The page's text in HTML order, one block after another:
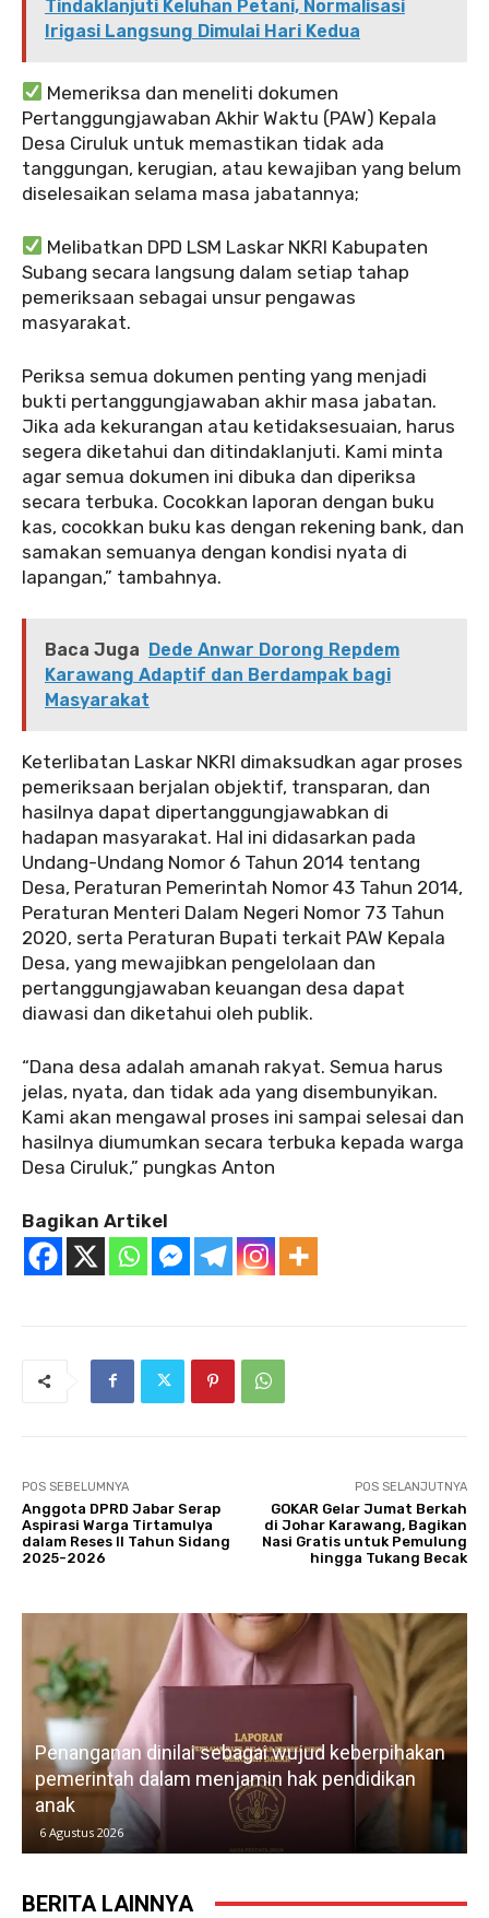
Tindaklanjuti Keluhan Petani, Normalisasi
Irigasi Langsung Dimulai Hari Kedua
Memeriksa dan meneliti dokumen
Pertanggungjawaban Akhir Waktu (PAW) Kepala
Desa Ciruluk untuk memastikan tidak ada
tanggungan, kerugian, atau kewajiban yang belum
diselesaikan selama masa jabatannya;
Melibatkan DPD LSM Laskar NKRI Kabupaten
Subang secara langsung dalam setiap tahap
pemeriksaan sebagai unsur pengawas
masyarakat.
Periksa semua dokumen penting yang menjadi
bukti pertanggungjawaban akhir masa jabatan.
Jika ada kekurangan atau ketidaksesuaian, harus
segera diketahui dan ditindaklanjuti. Kami minta
agar semua dokumen ini dibuka dan diperiksa
secara terbuka. Cocokkan laporan dengan buku
kas, cocokkan buku kas dengan rekening bank, dan
samakan semuanya dengan kondisi nyata di
lapangan,” tambahnya.
Baca Juga Dede Anwar Dorong Repdem
Karawang Adaptif dan Berdampak bagi
Masyarakat
Keterlibatan Laskar NKRI dimaksudkan agar proses
pemeriksaan berjalan objektif, transparan, dan
hasilnya dapat dipertanggungjawabkan di
hadapan masyarakat. Hal ini didasarkan pada
Undang-Undang Nomor 6 Tahun 2014 tentang
Desa, Peraturan Pemerintah Nomor 43 Tahun 2014,
Peraturan Menteri Dalam Negeri Nomor 73 Tahun
2020, serta Peraturan Bupati terkait PAW Kepala
Desa, yang mewajibkan pengelolaan dan
pertanggungjawaban keuangan desa dapat
diawasi dan diketahui oleh publik.
“Dana desa adalah amanah rakyat. Semua harus
jelas, nyata, dan tidak ada yang disembunyikan.
Kami akan mengawal proses ini sampai selesai dan
hasilnya diumumkan secara terbuka kepada warga
Desa Ciruluk,” pungkas Anton
Bagikan Artikel
POS SEBELUMNYA
Anggota DPRD Jabar Serap
Aspirasi Warga Tirtamulya
dalam Reses II Tahun Sidang
2025-2026
POS SELANJUTNYA
GOKAR Gelar Jumat Berkah
di Johar Karawang, Bagikan
Nasi Gratis untuk Pemulung
hingga Tukang Becak
Penanganan dinilai sebagai wujud keberpihakan
pemerintah dalam menjamin hak pendidikan
anak
6 Agustus 2026
BERITA LAINNYA